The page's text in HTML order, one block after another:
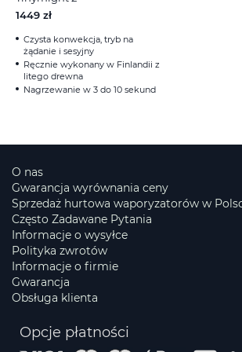
1449 zł
Czysta konwekcja, tryb na
żądanie i sesyjny
Ręcznie wykonany w Finlandii z
litego drewna
Nagrzewanie w 3 do 10 sekund
O nas
Gwarancja wyrównania ceny
Sprzedaż hurtowa waporyzatorów w
Często Zadawane Pytania
Informacje o wysyłce
Polityka zwrotów
Informacje o firmie
Gwarancja
Obsługa klienta
Opcje płatności